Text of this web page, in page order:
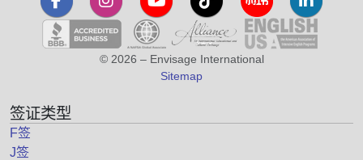
© 2026 – Envisage International
Sitemap
签证类型
F签
J签